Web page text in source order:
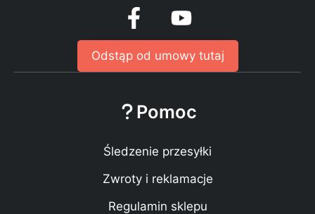
Odstąp od umowy tutaj
Pomoc
Śledzenie przesyłki
Zwroty i reklamacje
Regulamin sklepu